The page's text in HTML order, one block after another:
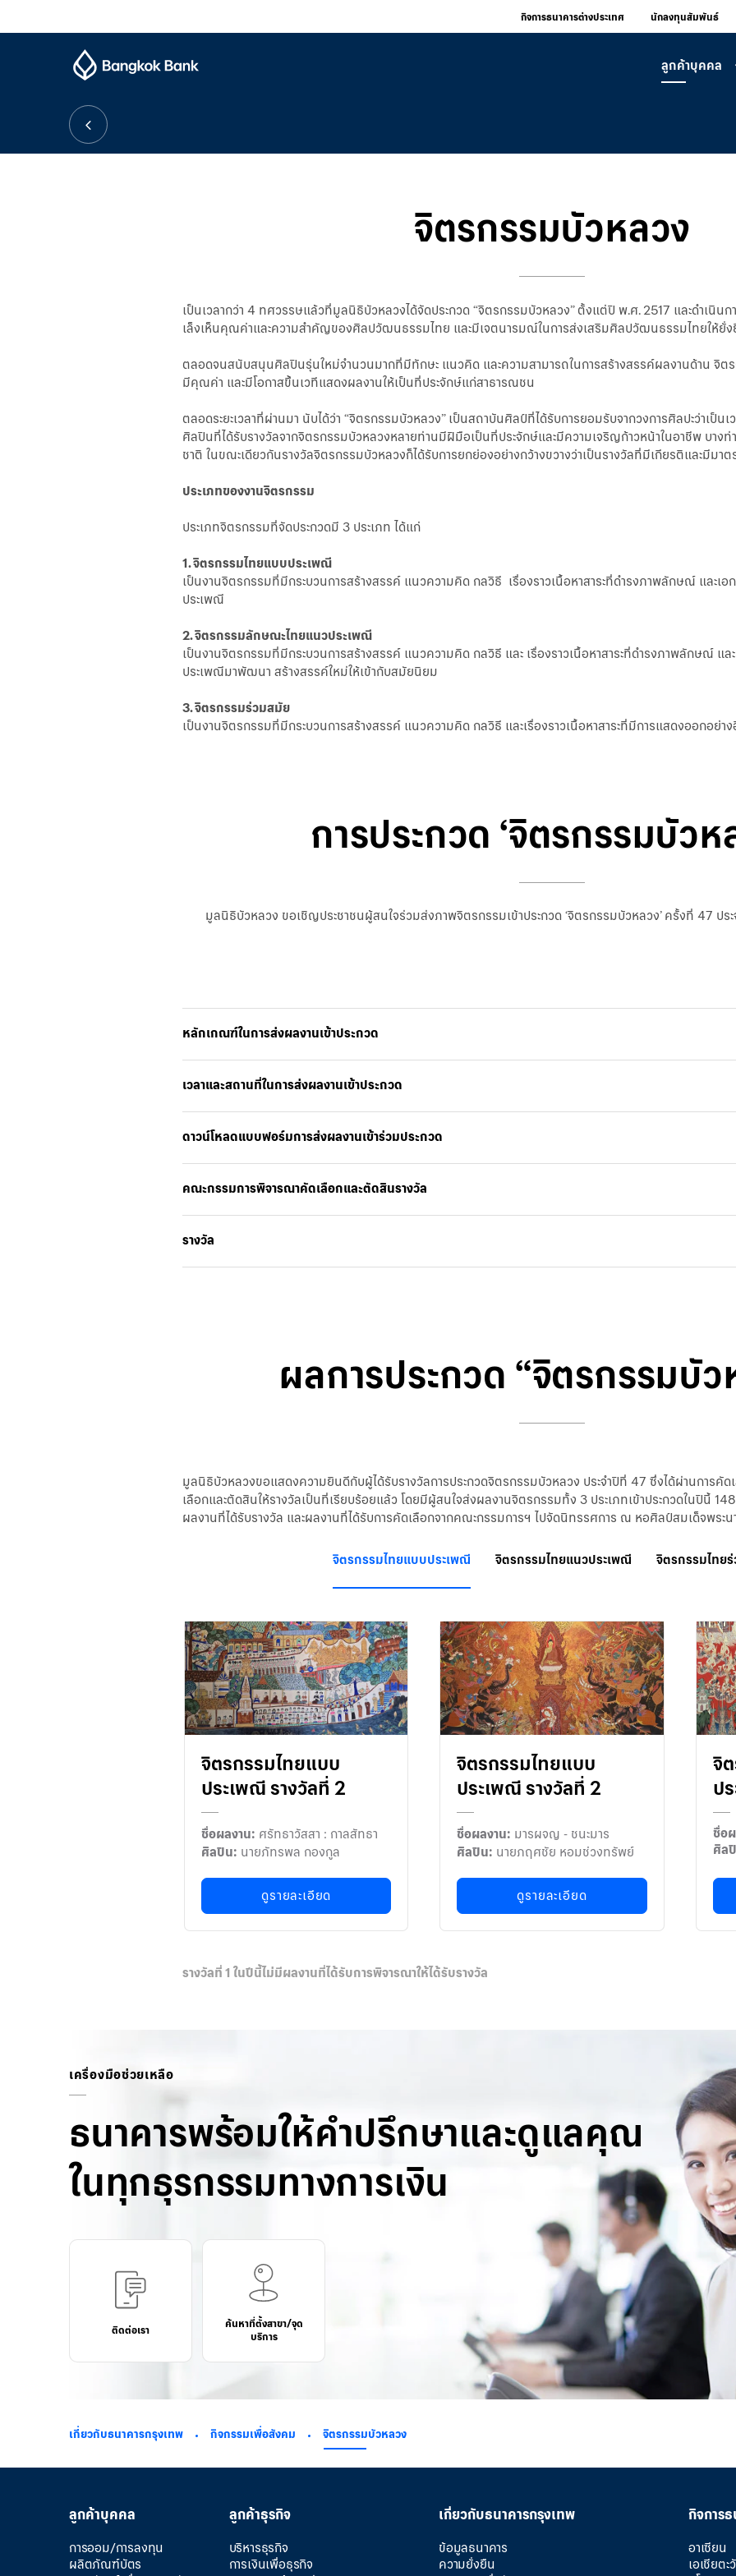
กิจการธนาคารต่างประเทศ นักลงทุนสัมพันธ์
ลูกค้าบุคคล
จิตรกรรมบัวหลวง
เป็นเวลากว่า 4 ทศวรรษแล้วที่มูลนิธิบัวหลวงได้จัดประกวด “จิตรกรรมบัวหลวง” ตั้งแต่ปี พ.ศ. 2517 และดำเนิน
เล็งเห็นคุณค่าและความสำคัญของศิลปวัฒนธรรมไทย และมีเจตนารมณ์ในการส่งเสริมศิลปวัฒนธรรมไทยให้ยั่ง
ตลอดจนสนับสนุนศิลปินรุ่นใหม่จำนวนมากที่มีทักษะ แนวคิด และความสามารถในการสร้างสรรค์ผลงานด้าน จิ
มีคุณค่า และมีโอกาสขึ้นเวทีแสดงผลงานให้เป็นที่ประจักษ์แก่สาธารณชน
ตลอดระยะเวลาที่ผ่านมา นับได้ว่า “จิตรกรรมบัวหลวง” เป็นสถาบันศิลป์ที่ได้รับการยอมรับจากวงการศิลปะว่าเป็น
ศิลปินที่ได้รับรางวัลจากจิตรกรรมบัวหลวงหลายท่านมีฝีมือเป็นที่ประจักษ์และมีความเจริญก้าวหน้าในอาชีพ บางท่
ชาติ ในขณะเดียวกันรางวัลจิตรกรรมบัวหลวงก็ได้รับการยกย่องอย่างกว้างขวางว่าเป็นรางวัลที่มีเกียรติและมีมาต
ประเภทของงานจิตรกรรม
ประเภทจิตรกรรมที่จัดประกวดมี 3 ประเภท ได้แก่
1. จิตรกรรมไทยแบบประเพณี
เป็นงานจิตรกรรมที่มีกระบวนการสร้างสรรค์ แนวความคิด กลวิธี เรื่องราวเนื้อหาสาระที่ดำรงภาพลักษณ์ และ
ประเพณี
2. จิตรกรรมลักษณะไทยแนวประเพณี
เป็นงานจิตรกรรมที่มีกระบวนการสร้างสรรค์ แนวความคิด กลวิธี และ เรื่องราวเนื้อหาสาระที่ดำรงภาพลักษณ์ แ
ประเพณีมาพัฒนา สร้างสรรค์ใหม่ให้เข้ากับสมัยนิยม
3. จิตรกรรมร่วมสมัย
เป็นงานจิตรกรรมที่มีกระบวนการสร้างสรรค์ แนวความคิด กลวิธี และเรื่องราวเนื้อหาสาระที่มีการแสดงออกอย่าง
การประกวด ‘จิตรกรรมบัวห
มูลนิธิบัวหลวง ขอเชิญประชาชนผู้สนใจร่วมส่งภาพจิตรกรรมเข้าประกวด ‘จิตรกรรมบัวหลวง’ ครั้งที่ 47 ปร
หลักเกณฑ์ในการส่งผลงานเข้าประกวด
เวลาและสถานที่ในการส่งผลงานเข้าประกวด
ดาวน์โหลดแบบฟอร์มการส่งผลงานเข้าร่วมประกวด
คณะกรรมการพิจารณาคัดเลือกและตัดสินรางวัล
รางวัล
ผลการประกวด “จิตรกรรมบัว
มูลนิธิบัวหลวงขอแสดงความยินดีกับผู้ได้รับรางวัลการประกวดจิตรกรรมบัวหลวง ประจำปีที่ 47 ซึ่งได้ผ่านการคั
เลือกและตัดสินให้รางวัลเป็นที่เรียบร้อยแล้ว โดยมีผู้สนใจส่งผลงานจิตรกรรมทั้ง 3 ประเภทเข้าประกวดในปีนี้
ผลงานที่ได้รับรางวัล และผลงานที่ได้รับการคัดเลือกจากคณะกรรมการฯ ไปจัดนิทรรศการ ณ หอศิลป์สมเด็จพระน
จิตรกรรมไทยแบบประเพณี จิตรกรรมไทยแนวประเพณี จิตรกรรมไทย
จิตรกรรมไทยแบบ
ประเพณี รางวัลที่ 2
ชื่อผลงาน: ศรัทธาวัสสา : กาลสัทธา
ศิลปิน: นายภัทรพล กองกูล
ดูรายละเอียด
จิตรกรรมไทยแบบ
ประเพณี รางวัลที่ 2
ชื่อผลงาน: มารผจญ - ชนะมาร
ศิลปิน: นายภฤศชัย หอมช่วงทรัพย์
ดูรายละเอียด
จิ
ป
ชื่อ
ศิล
รางวัลที่ 1 ในปีนี้ไม่มีผลงานที่ได้รับการพิจารณาให้ได้รับรางวัล
เครื่องมือช่วยเหลือ
ธนาคารพร้อมให้คำปรึกษาและดูแลคุณ
ในทุกธุรกรรมทางการเงิน
ติดต่อเรา
ค้นหาที่ตั้งสาขา/จุด
บริการ
เกี่ยวกับธนาคารกรุงเทพ กิจกรรมเพื่อสังคม จิตรกรรมบัวหลวง
ลูกค้าบุคคล
การออม/การลงทุน
ผลิตภัณฑ์บัตร
ลูกค้าธุรกิจ
บริหารธุรกิจ
การเงินเพื่อธุรกิจ
เกี่ยวกับธนาคารกรุงเทพ
ข้อมูลธนาคาร
ความยั่งยืน
กิจการธ
อาเซียน
เอเชียต